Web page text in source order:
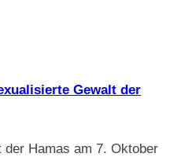
Gewalt der
der Hamas am 7. Oktober